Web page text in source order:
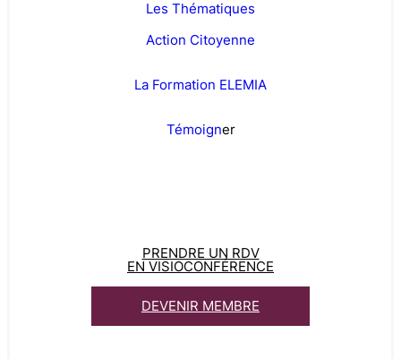
Les Thématiques
Action Citoyenne
La Formation ELEMIA
Témoigner
PRENDRE UN RDV
EN VISIOCONFÉRENCE
DEVENIR MEMBRE